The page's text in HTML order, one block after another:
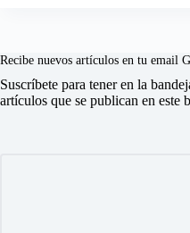
Recibe nuevos artículos en tu email
Suscríbete para tener en la
artículos que se publican en este